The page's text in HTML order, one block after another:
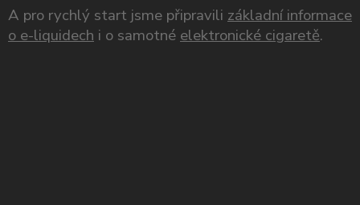
A pro rychlý start jsme připravili základní informace
o e-liquidech i o samotné elektronické cigaretě.